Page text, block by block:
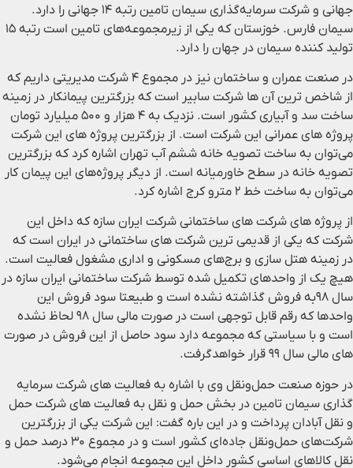
جهانی و شرکت سرمایه‌گذاری سیمان تامین رتبه ۱۴ جهانی را دارد.
سیمان فارس. خوزستان که یکی از زیرمجموعه‌های تامین است رتبه ۱۵
تولید کننده سیمان در جهان را دارد.
در صنعت عمران و ساختمان نیز در مجموع ۴ شرکت مدیریتی داریم که
از شاخص ترین آن ها شرکت سابیر است که بزرگترین پیمانکار در زمینه
ساخت سد و آبیاری کشور است. نزدیک به ۴ هزار و ۵۰۰ میلیارد تومان
پروژه های عمرانی این شرکت است. از بزرگترین پروژه های این شرکت
می‌توان به ساخت تصویه خانه ششم آب تهران اشاره کرد که بزرگترین
تصویه خانه در سطح خاورمیانه است. از دیگر پروژه‌های این پیمان کار
می‌توان به ساخت خط ۲ مترو کرج اشاره کرد.
از پروژه های شرکت های ساختمانی شرکت ایران سازه که داخل این
شرکت که یکی از قدیمی ترین شرکت های ساختمانی در ایران است که
در زمینه هتل سازی و برج‌های مسکونی و اداری مشغول فعالیت است.
هیچ یک از واحد‌های تکمیل شده توسط شرکت ساختمانی ایران سازه در
سال ۹۸به فروش گذاشته نشده است و طبیعتا سود فروش این
واحدها که رقم قابل توجهی است در صورت مالی سال ۹۸ لحاظ نشده
است و با سیاستی که مجموعه دارد سود حاصل از این فروش در صورت
های مالی سال ۹۹ قرار خواهدگرفت.
در حوزه صنعت حمل‌ونقل وی با اشاره به فعالیت های شرکت سرمایه
گذاری سیمان تامین در بخش حمل و نقل به فعالیت های شرکت حمل
و نقل آبادان پرداخت و در این باره گفت: این شرکت یکی از بزرگترین
شرکت‌های حمل‌و‌نقل جاده‌ای کشور است و در مجموع ۳۰ درصد حمل و
نقل کالاهای اساسی کشور داخل این مجموعه انجام می‌شود.